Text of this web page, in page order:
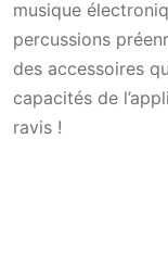
musique
percussions
des accessoires
capacités de
ravis !